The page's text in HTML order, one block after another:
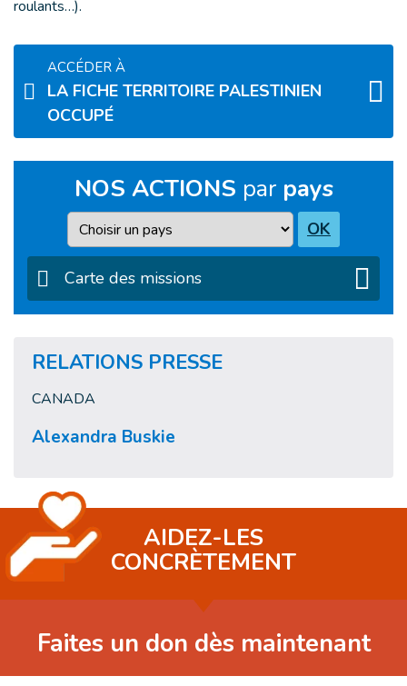
roulants…).
ACCÉDER À
LA FICHE TERRITOIRE PALESTINIEN
OCCUPÉ
NOS ACTIONS par pays
Pays OK
Carte des missions
RELATIONS PRESSE
CANADA
Alexandra Buskie
AIDEZ-LES
CONCRÈTEMENT
Faites un don dès maintenant